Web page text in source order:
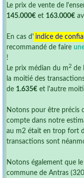
Le prix de vente de
145.000€ et 163.000€
En cas d' indice de
recommandé de faire
!
Le prix médian du m 2 de
la moitié des
de 1.635€ et l'autre
Notons pour être précis
compte dans notre
au m2 était en trop fort
transactions sont
Notons également que
commune de Antras